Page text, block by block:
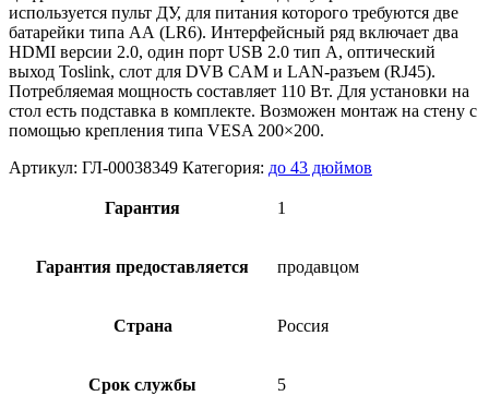
используется пульт ДУ, для питания которого требуются две
батарейки типа АА (LR6). Интерфейсный ряд включает два
HDMI версии 2.0, один порт USB 2.0 тип A, оптический
выход Toslink, слот для DVB CAM и LAN-разъем (RJ45).
Потребляемая мощность составляет 110 Вт. Для установки на
стол есть подставка в комплекте. Возможен монтаж на стену с
помощью крепления типа VESA 200×200.
Артикул: ГЛ-00038349 Категория: до 43 дюймов
Гарантия 1
Гарантия предоставляется продавцом
Страна Россия
Срок службы 5